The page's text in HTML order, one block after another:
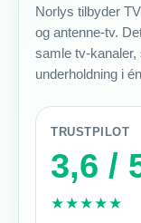
Norlys tilbyder
og antenne-tv.
samle tv-kanaler,
underholdning i
TRUSTPILOT
3,6 /
★★★★★